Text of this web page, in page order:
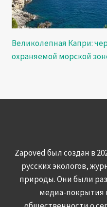
Великолепная Капри:
охраняемой морской
Zapoved был создан в
русских экологов,
природы. Они были
медиа-покрытия